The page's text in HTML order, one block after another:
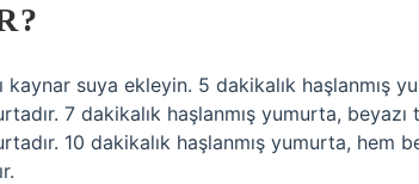
kaynar suya ekleyin. 5 dakikalık haşlanmış
7 dakikalık haşlanmış yumurta,
10 dakikalık haşlanmış yumurta, hem